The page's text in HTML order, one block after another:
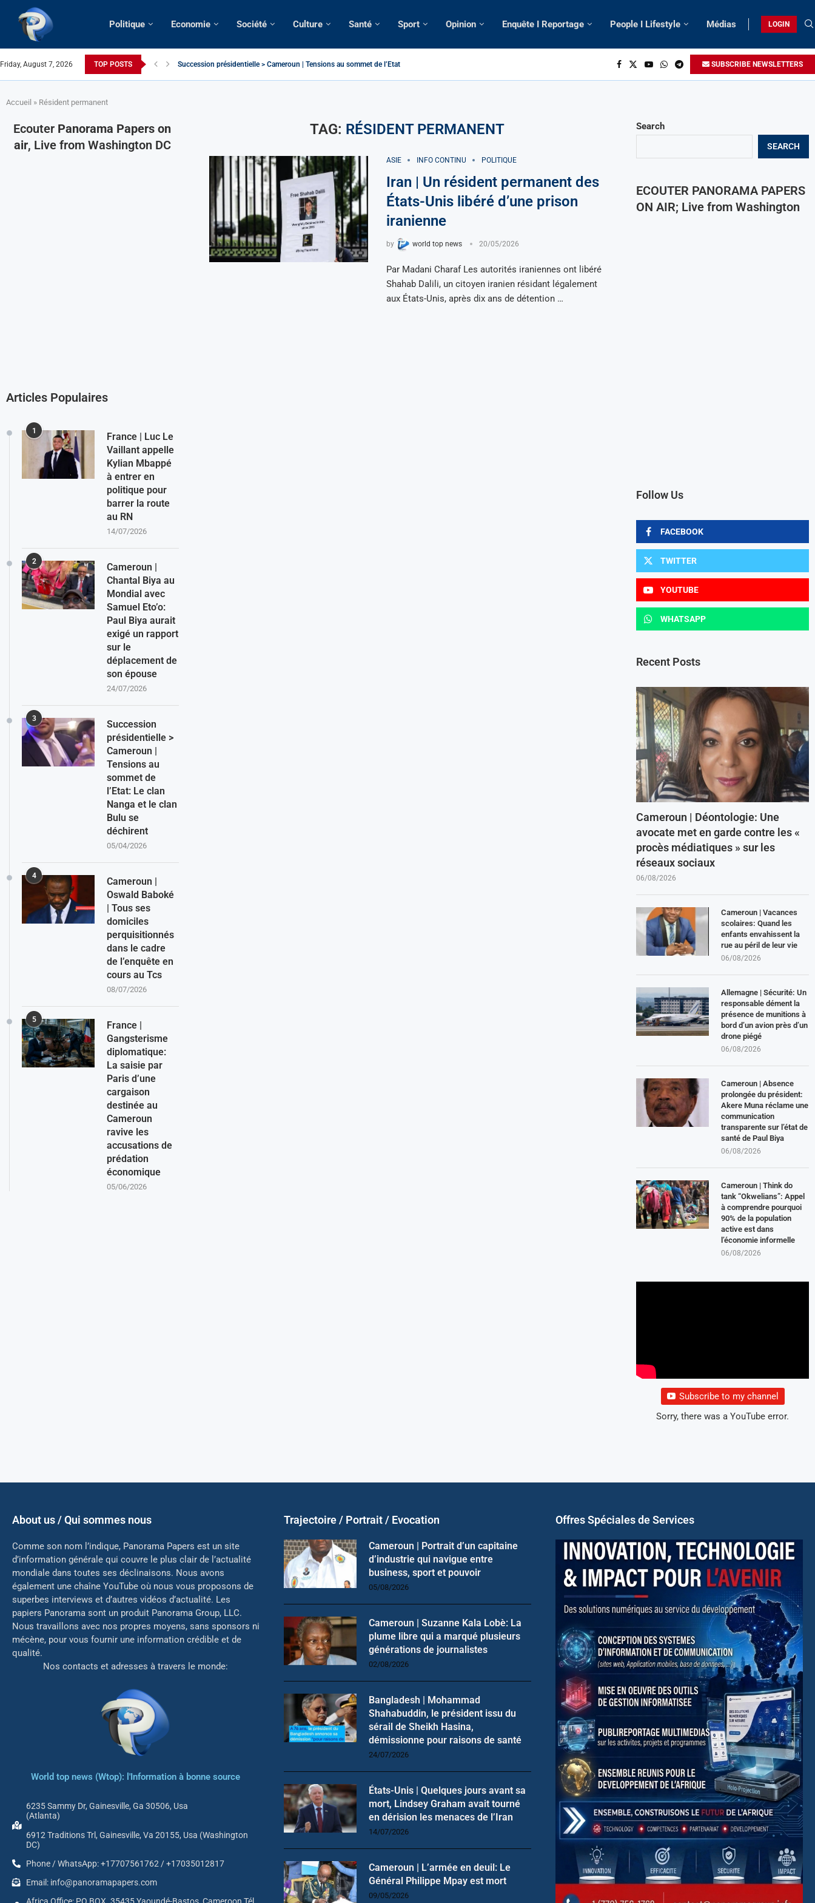
Politique Economie Société Culture Santé Sport Opinion Enquête I Reportage People I Lifestyle Médias LOGIN
Friday, August 7, 2026 TOP POSTS Succession présidentielle > Cameroun | Tensions au sommet de l’Etat: Le... SUBSCRIBE NEWSLETTERS
Accueil » Résident permanent
TAG: RÉSIDENT PERMANENT
ASIE INFO CONTINU POLITIQUE
Iran | Un résident permanent des
États-Unis libéré d’une prison
iranienne
by world top news 20/05/2026
Par Madani Charaf Les autorités iraniennes ont libéré
Shahab Dalili, un citoyen iranien résidant légalement
aux États-Unis, après dix ans de détention …
Search
SEARCH
ECOUTER PANORAMA PAPERS
ON AIR; Live from Washington
Follow Us
FACEBOOK
TWITTER
YOUTUBE
WHATSAPP
Recent Posts
Cameroun | Déontologie: Une
avocate met en garde contre les «
procès médiatiques » sur les
réseaux sociaux
06/08/2026
Cameroun | Vacances
scolaires: Quand les
enfants envahissent la
rue au péril de leur vie
06/08/2026
Allemagne | Sécurité: Un
responsable dément la
présence de munitions à
bord d’un avion près d’un
drone piégé
06/08/2026
Cameroun | Absence
prolongée du président:
Akere Muna réclame une
communication
transparente sur l’état de
santé de Paul Biya
06/08/2026
Cameroun | Think do
tank “Okwelians”: Appel
à comprendre pourquoi
90% de la population
active est dans
l’économie informelle
06/08/2026
Subscribe to my channel
Sorry, there was a YouTube error.
Ecouter Panorama Papers on
air, Live from Washington DC
Articles Populaires
1
France | Luc Le
Vaillant appelle
Kylian Mbappé
à entrer en
politique pour
barrer la route
au RN
14/07/2026
2
Cameroun |
Chantal Biya au
Mondial avec
Samuel Eto’o:
Paul Biya aurait
exigé un rapport
sur le
déplacement de
son épouse
24/07/2026
3
Succession
présidentielle >
Cameroun |
Tensions au
sommet de
l’Etat: Le clan
Nanga et le clan
Bulu se
déchirent
05/04/2026
4
Cameroun |
Oswald Baboké
| Tous ses
domiciles
perquisitionnés
dans le cadre
de l’enquête en
cours au Tcs
08/07/2026
5
France |
Gangsterisme
diplomatique:
La saisie par
Paris d’une
cargaison
destinée au
Cameroun
ravive les
accusations de
prédation
économique
05/06/2026
About us / Qui sommes nous
Comme son nom l’indique, Panorama Papers est un site
d’information générale qui couvre le plus clair de l’actualité
mondiale dans toutes ses déclinaisons. Nous avons
également une chaîne YouTube où nous vous proposons de
superbes interviews et d’autres vidéos d’actualité. Les
papiers Panorama sont un produit Panorama Group, LLC.
Nous travaillons avec nos propres moyens, sans sponsors ni
mécène, pour vous fournir une information crédible et de
qualité.
Nos contacts et adresses à travers le monde:
World top news (Wtop): l'Information à bonne source
6235 Sammy Dr, Gainesville, Ga 30506, Usa
(Atlanta)
6912 Traditions Trl, Gainesville, Va 20155, Usa (Washington
DC)
Phone / WhatsApp: +17707561762 / +17035012817
Email: info@panoramapapers.com
Trajectoire / Portrait / Evocation
Cameroun | Portrait d’un capitaine
d’industrie qui navigue entre
business, sport et pouvoir
05/08/2026
Cameroun | Suzanne Kala Lobè: La
plume libre qui a marqué plusieurs
générations de journalistes
02/08/2026
Bangladesh | Mohammad
Shahabuddin, le président issu du
sérail de Sheikh Hasina,
démissionne pour raisons de santé
24/07/2026
États-Unis | Quelques jours avant sa
mort, Lindsey Graham avait tourné
en dérision les menaces de l’Iran
14/07/2026
Cameroun | L’armée en deuil: Le
Général Philippe Mpay est mort
09/05/2026
Offres Spéciales de Services